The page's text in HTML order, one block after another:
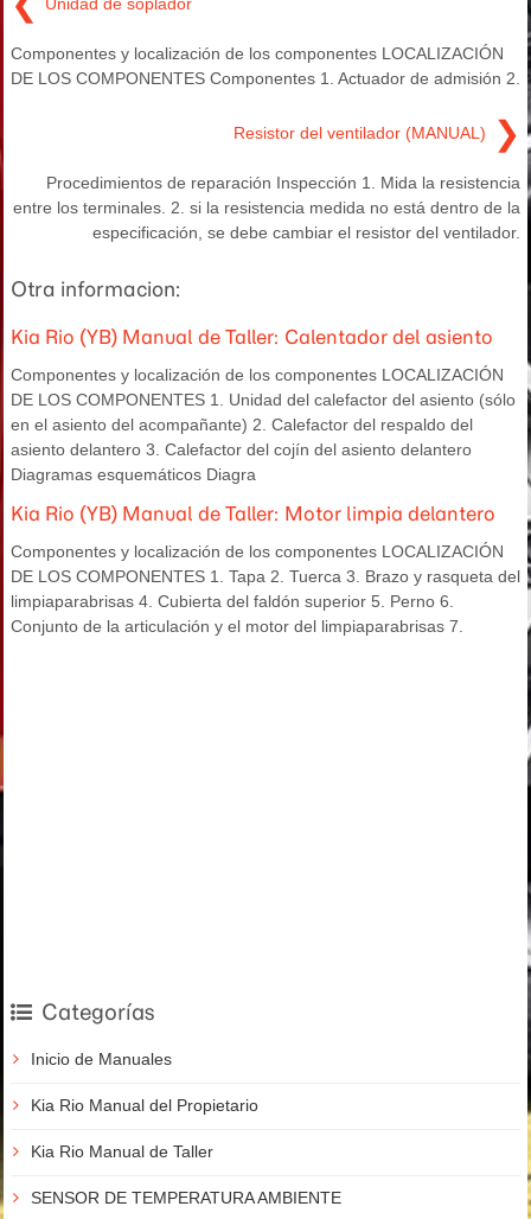
Componentes y localización de los componentes LOCALIZACIÓN
DE LOS COMPONENTES Componentes 1. Actuador de admisión 2.
Resistor del ventilador (MANUAL) ❯
Procedimientos de reparación Inspección 1. Mida la resistencia
entre los terminales. 2. si la resistencia medida no está dentro de la
especificación, se debe cambiar el resistor del ventilador.
Otra informacion:
Kia Rio (YB) Manual de Taller: Calentador del asiento
Componentes y localización de los componentes LOCALIZACIÓN
DE LOS COMPONENTES 1. Unidad del calefactor del asiento (sólo
en el asiento del acompañante) 2. Calefactor del respaldo del
asiento delantero 3. Calefactor del cojín del asiento delantero
Diagramas esquemáticos Diagra
Kia Rio (YB) Manual de Taller: Motor limpia delantero
Componentes y localización de los componentes LOCALIZACIÓN
DE LOS COMPONENTES 1. Tapa 2. Tuerca 3. Brazo y rasqueta del
limpiaparabrisas 4. Cubierta del faldón superior 5. Perno 6.
Conjunto de la articulación y el motor del limpiaparabrisas 7.
Categorías
Inicio de Manuales
Kia Rio Manual del Propietario
Kia Rio Manual de Taller
SENSOR DE TEMPERATURA AMBIENTE